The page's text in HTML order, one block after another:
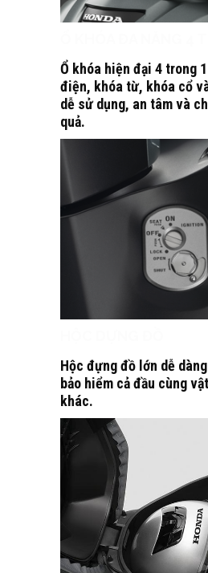
Ổ khóa hiện đại 4 trong
điện, khóa từ, khóa cổ
dễ sử dụng, an tâm và
quả.
Hộc đựng đồ lớn dễ
bảo hiểm cả đầu cùng
khác.